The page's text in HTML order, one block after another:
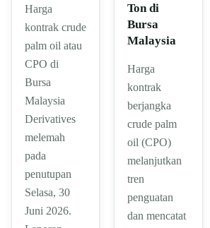
Harga
kontrak crude
palm oil atau
CPO di
Bursa
Malaysia
Derivatives
melemah
pada
penutupan
Selasa, 30
Juni 2026.
Ton di
Bursa
Malaysia
Harga
kontrak
berjangka
crude palm
oil (CPO)
melanjutkan
tren
penguatan
dan mencatat